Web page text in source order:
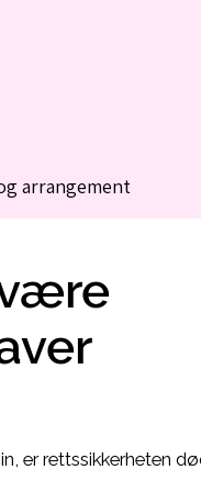
arrangement
er rettssikkerheten